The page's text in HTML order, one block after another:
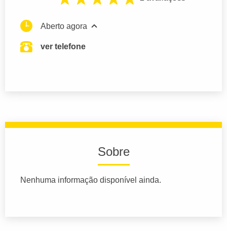
Aberto agora
ver telefone
Sobre
Nenhuma informação disponível ainda.